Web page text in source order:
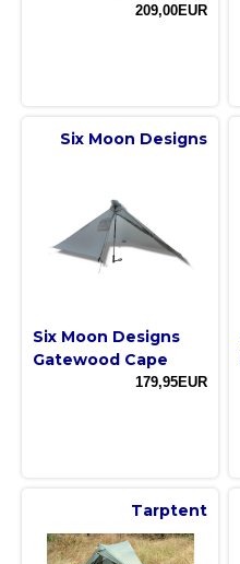
209,00EUR
Six Moon Designs
Six Moon Designs
Gatewood Cape
179,95EUR
Tarptent